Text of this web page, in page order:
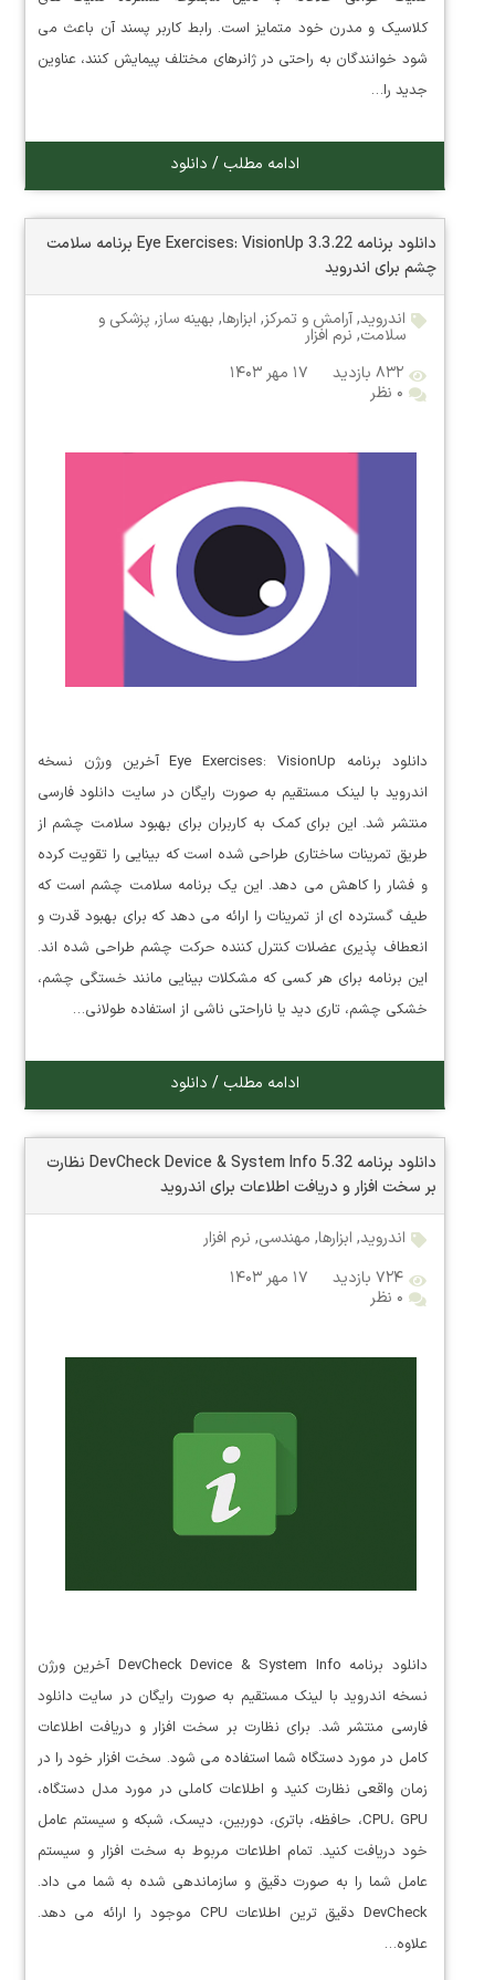
کلاسیک و مدرن خود متمایز است. رابط کاربر پسند آن باعث می
شود خوانندگان به راحتی در ژانرهای مختلف پیمایش کنند، عناوین
جدید را…
ادامه مطلب / دانلود
دانلود برنامه Eye Exercises: VisionUp 3.3.22 برنامه سلامت
چشم برای اندروید
اندروید,آرامش و تمرکز, ابزارها, بهینه ساز, پزشکی و
سلامت, نرم افزار
۸۳۲ بازدید
۱۷ مهر ۱۴۰۳
۰ نظر
دانلود برنامه Eye Exercises: VisionUp آخرین ورژن نسخه
اندروید با لینک مستقیم به صورت رایگان در سایت دانلود فارسی
منتشر شد. این برای کمک به کاربران برای بهبود سلامت چشم از
طریق تمرینات ساختاری طراحی شده است که بینایی را تقویت کرده
و فشار را کاهش می دهد. این یک برنامه سلامت چشم است که
طیف گسترده ای از تمرینات را ارائه می دهد که برای بهبود قدرت و
انعطاف پذیری عضلات کنترل کننده حرکت چشم طراحی شده اند.
این برنامه برای هر کسی که مشکلات بینایی مانند خستگی چشم،
خشکی چشم، تاری دید یا ناراحتی ناشی از استفاده طولانی…
ادامه مطلب / دانلود
دانلود برنامه DevCheck Device & System Info 5.32 نظارت
بر سخت افزار و دریافت اطلاعات برای اندروید
اندروید, ابزارها, مهندسی, نرم افزار
۷۲۴ بازدید
۱۷ مهر ۱۴۰۳
۰ نظر
دانلود برنامه DevCheck Device & System Info آخرین ورژن
نسخه اندروید با لینک مستقیم به صورت رایگان در سایت دانلود
فارسی منتشر شد. برای نظارت بر سخت افزار و دریافت اطلاعات
کامل در مورد دستگاه شما استفاده می شود. سخت افزار خود را در
زمان واقعی نظارت کنید و اطلاعات کاملی در مورد مدل دستگاه،
CPU، GPU، حافظه، باتری، دوربین، دیسک، شبکه و سیستم عامل
خود دریافت کنید. تمام اطلاعات مربوط به سخت افزار و سیستم
عامل شما را به صورت دقیق و سازماندهی شده به شما می داد.
DevCheck دقیق ترین اطلاعات CPU موجود را ارائه می دهد.
علاوه…